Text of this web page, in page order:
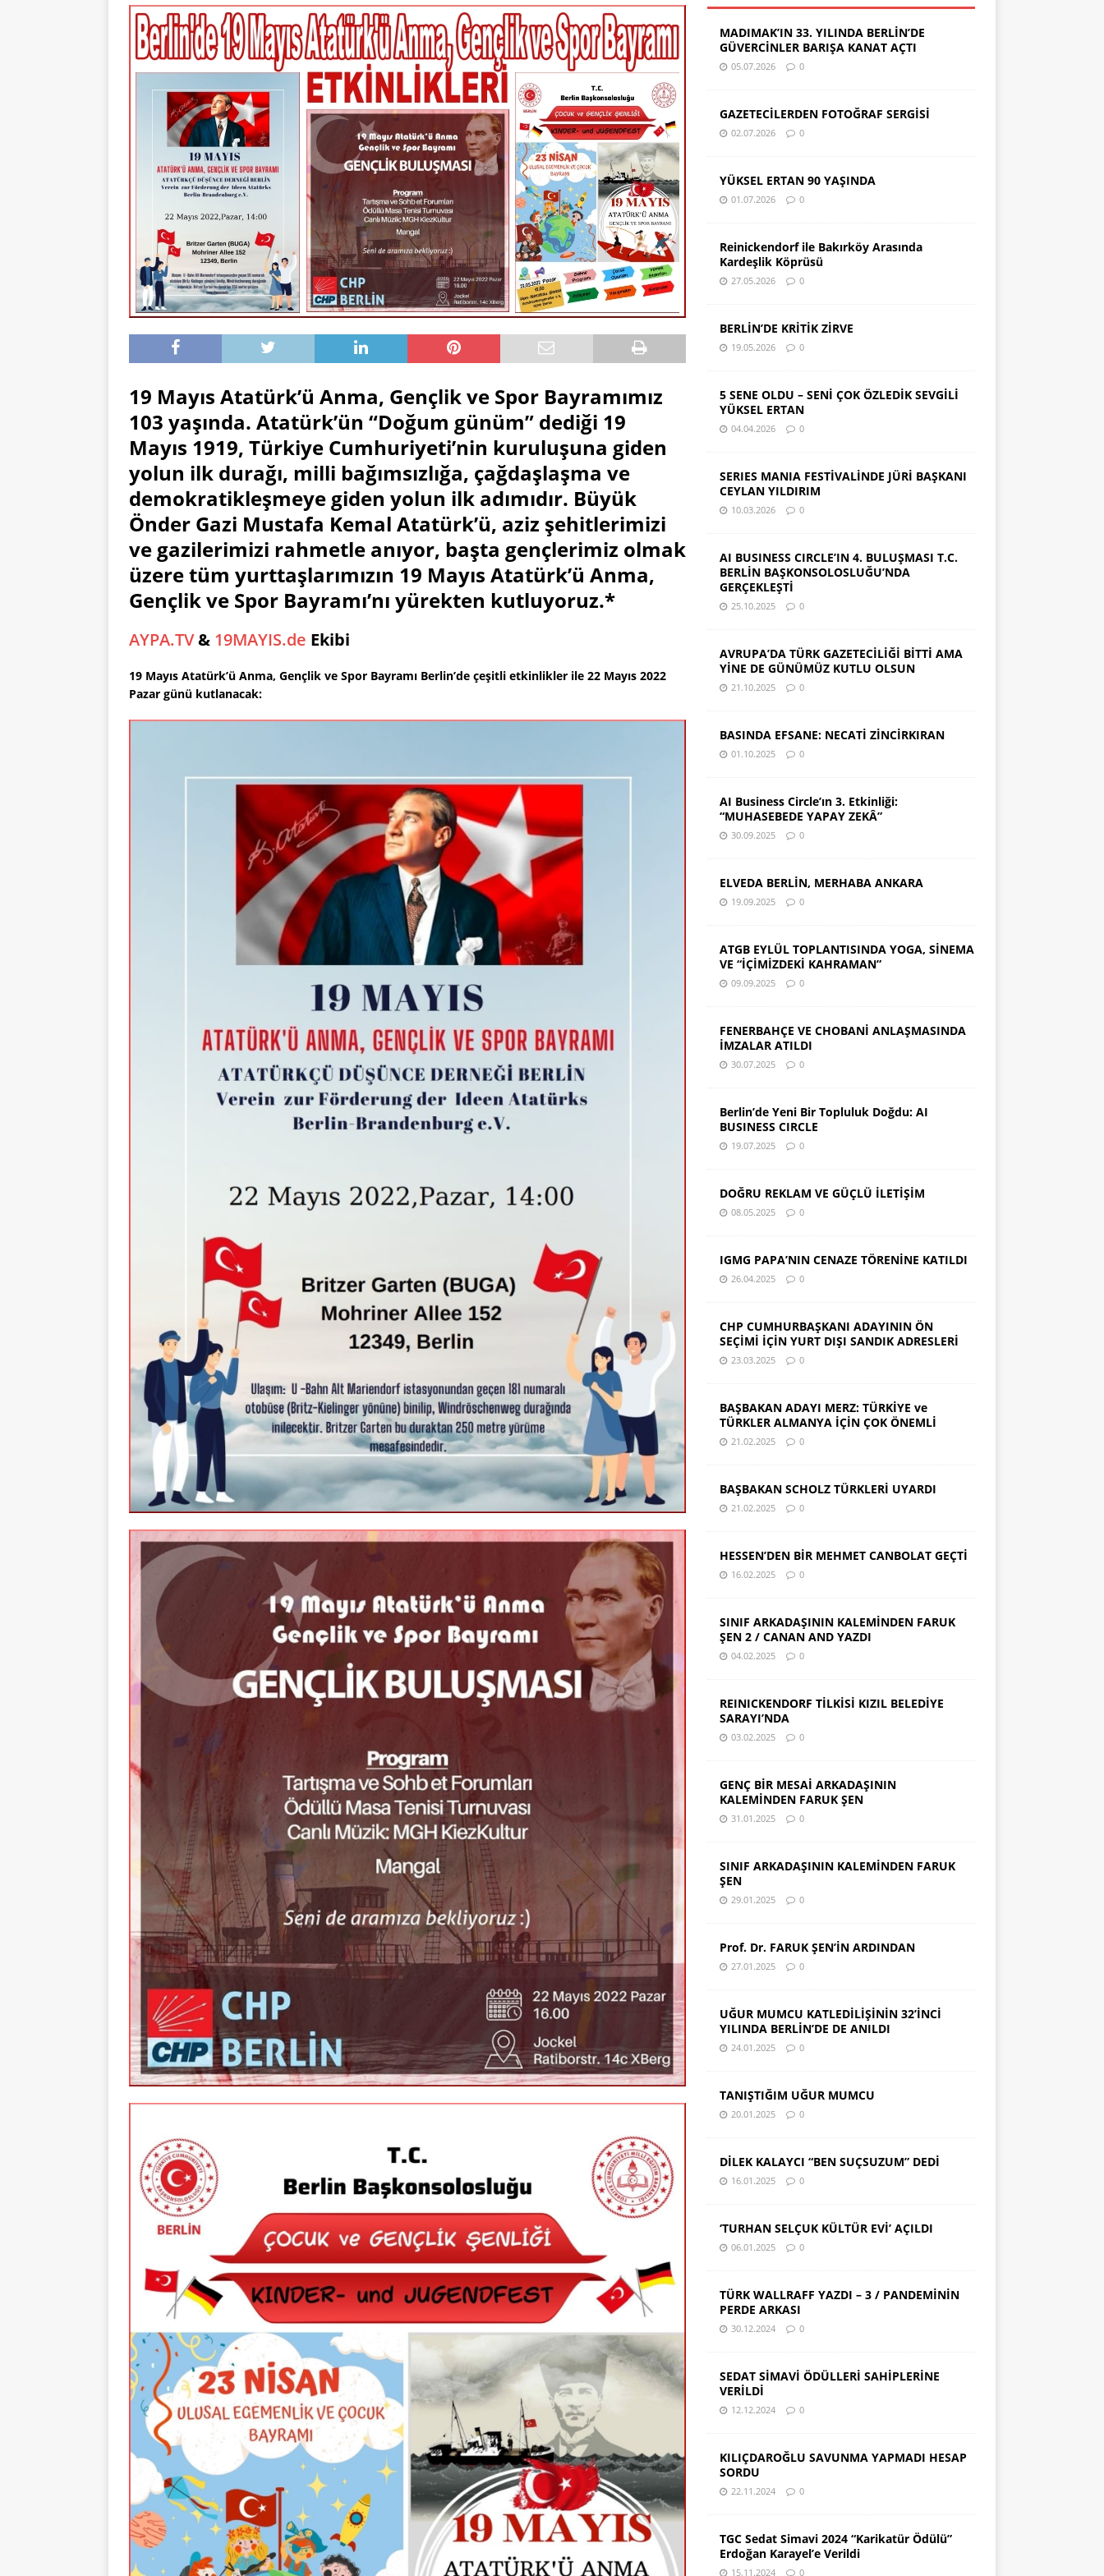
19 Mayıs Atatürk’ü Anma, Gençlik ve Spor Bayramımız
103 yaşında. Atatürk’ün “Doğum günüm” dediği 19
Mayıs 1919, Türkiye Cumhuriyeti’nin kuruluşuna giden
yolun ilk durağı, milli bağımsızlığa, çağdaşlaşma ve
demokratikleşmeye giden yolun ilk adımıdır. Büyük
Önder Gazi Mustafa Kemal Atatürk’ü, aziz şehitlerimizi
ve gazilerimizi rahmetle anıyor, başta gençlerimiz olmak
üzere tüm yurttaşlarımızın 19 Mayıs Atatürk’ü Anma,
Gençlik ve Spor Bayramı’nı yürekten kutluyoruz.*
AYPA.TV& 19MAYIS.de Ekibi
19 Mayıs Atatürk’ü Anma, Gençlik ve Spor Bayramı Berlin’de çeşitli etkinlikler ile 22 Mayıs 2022
Pazar günü kutlanacak:
MADIMAK’IN 33. YILINDA BERLİN’DE
GÜVERCİNLER BARIŞA KANAT AÇTI
05.07.2026 0
GAZETECİLERDEN FOTOĞRAF SERGİSİ
02.07.2026 0
YÜKSEL ERTAN 90 YAŞINDA
01.07.2026 0
Reinickendorf ile Bakırköy Arasında
Kardeşlik Köprüsü
27.05.2026 0
BERLİN’DE KRİTİK ZİRVE
19.05.2026 0
5 SENE OLDU – SENİ ÇOK ÖZLEDİK SEVGİLİ
YÜKSEL ERTAN
04.04.2026 0
SERIES MANIA FESTİVALİNDE JÜRİ BAŞKANI
CEYLAN YILDIRIM
10.03.2026 0
AI BUSINESS CIRCLE’IN 4. BULUŞMASI T.C.
BERLİN BAŞKONSOLOSLUĞU’NDA
GERÇEKLEŞTİ
25.10.2025 0
AVRUPA’DA TÜRK GAZETECİLİĞİ BİTTİ AMA
YİNE DE GÜNÜMÜZ KUTLU OLSUN
21.10.2025 0
BASINDA EFSANE: NECATİ ZİNCİRKIRAN
01.10.2025 0
AI Business Circle’ın 3. Etkinliği:
“MUHASEBEDE YAPAY ZEKÂ”
30.09.2025 0
ELVEDA BERLİN, MERHABA ANKARA
19.09.2025 0
ATGB EYLÜL TOPLANTISINDA YOGA, SİNEMA
VE “İÇİMİZDEKİ KAHRAMAN”
09.09.2025 0
FENERBAHÇE VE CHOBANİ ANLAŞMASINDA
İMZALAR ATILDI
30.07.2025 0
Berlin’de Yeni Bir Topluluk Doğdu: AI
BUSINESS CIRCLE
19.07.2025 0
DOĞRU REKLAM VE GÜÇLÜ İLETİŞİM
08.05.2025 0
IGMG PAPA’NIN CENAZE TÖRENİNE KATILDI
26.04.2025 0
CHP CUMHURBAŞKANI ADAYININ ÖN
SEÇİMİ İÇİN YURT DIŞI SANDIK ADRESLERİ
23.03.2025 0
BAŞBAKAN ADAYI MERZ: TÜRKİYE ve
TÜRKLER ALMANYA İÇİN ÇOK ÖNEMLİ
21.02.2025 0
BAŞBAKAN SCHOLZ TÜRKLERİ UYARDI
21.02.2025 0
HESSEN’DEN BİR MEHMET CANBOLAT GEÇTİ
16.02.2025 0
SINIF ARKADAŞININ KALEMİNDEN FARUK
ŞEN 2 / CANAN AND YAZDI
04.02.2025 0
REINICKENDORF TİLKİSİ KIZIL BELEDİYE
SARAYI’NDA
03.02.2025 0
GENÇ BİR MESAİ ARKADAŞININ
KALEMİNDEN FARUK ŞEN
31.01.2025 0
SINIF ARKADAŞININ KALEMİNDEN FARUK
ŞEN
29.01.2025 0
Prof. Dr. FARUK ŞEN’İN ARDINDAN
27.01.2025 0
UĞUR MUMCU KATLEDİLİŞİNİN 32’İNCİ
YILINDA BERLİN’DE DE ANILDI
24.01.2025 0
TANIŞTIĞIM UĞUR MUMCU
20.01.2025 0
DİLEK KALAYCI “BEN SUÇSUZUM” DEDİ
16.01.2025 0
‘TURHAN SELÇUK KÜLTÜR EVİ’ AÇILDI
06.01.2025 0
TÜRK WALLRAFF YAZDI – 3 / PANDEMİNİN
PERDE ARKASI
30.12.2024 0
SEDAT SİMAVİ ÖDÜLLERİ SAHİPLERİNE
VERİLDİ
12.12.2024 0
KILIÇDAROĞLU SAVUNMA YAPMADI HESAP
SORDU
22.11.2024 0
TGC Sedat Simavi 2024 “Karikatür Ödülü”
Erdoğan Karayel’e Verildi
15.11.2024 0